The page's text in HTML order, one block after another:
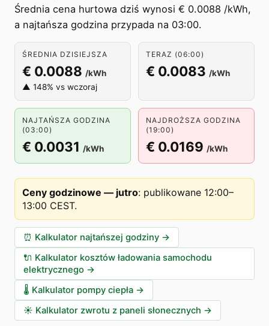
Średnia cena hurtowa dziś wynosi € 0.0088 /kWh,
a najtańsza godzina przypada na 03:00.
ŚREDNIA DZISIEJSZA
€ 0.0088 /kWh
▲ 148% vs wczoraj
TERAZ (06:00)
€ 0.0083 /kWh
NAJTAŃSZA GODZINA
(03:00)
€ 0.0031 /kWh
NAJDROŻSZA GODZINA
(19:00)
€ 0.0169 /kWh
Ceny godzinowe — jutro: publikowane 12:00–
13:00 CEST.
⏰ Kalkulator najtańszej godziny →
🔌 Kalkulator kosztów ładowania samochodu
elektrycznego →
🌡️ Kalkulator pompy ciepła →
☀️ Kalkulator zwrotu z paneli słonecznych →